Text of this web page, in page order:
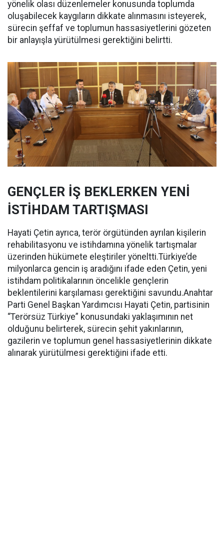
yönelik olası düzenlemeler konusunda toplumda
oluşabilecek kaygıların dikkate alınmasını isteyerek,
sürecin şeffaf ve toplumun hassasiyetlerini gözeten
bir anlayışla yürütülmesi gerektiğini belirtti.
GENÇLER İŞ BEKLERKEN YENİ
İSTİHDAM TARTIŞMASI
Hayati Çetin ayrıca, terör örgütünden ayrılan kişilerin
rehabilitasyonu ve istihdamına yönelik tartışmalar
üzerinden hükümete eleştiriler yöneltti.Türkiye’de
milyonlarca gencin iş aradığını ifade eden Çetin, yeni
istihdam politikalarının öncelikle gençlerin
beklentilerini karşılaması gerektiğini savundu.Anahtar
Parti Genel Başkan Yardımcısı Hayati Çetin, partisinin
“Terörsüz Türkiye” konusundaki yaklaşımının net
olduğunu belirterek, sürecin şehit yakınlarının,
gazilerin ve toplumun genel hassasiyetlerinin dikkate
alınarak yürütülmesi gerektiğini ifade etti.